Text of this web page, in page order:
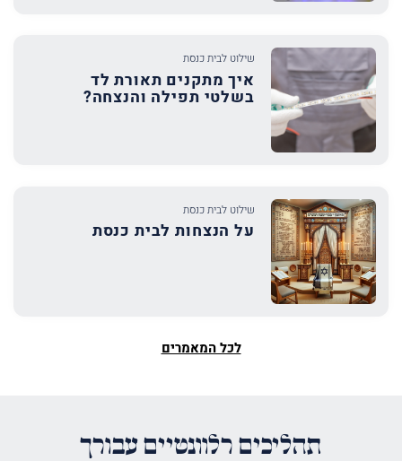
שילוט לבית כנסת
איך מתקנים תאורת לד
בשלטי תפילה והנצחה?
שילוט לבית כנסת
על הנצחות לבית כנסת
לכל המאמרים
תהליכים רלוונטיים עבורך